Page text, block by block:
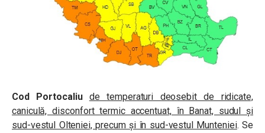
Cod Portocaliu detemperaturi deosebit de ridicate,
caniculă, disconfort termic accentuat,în Banat, sudul și
sud-vestul Olteniei, precum și în sud-vestul Munteniei. Se